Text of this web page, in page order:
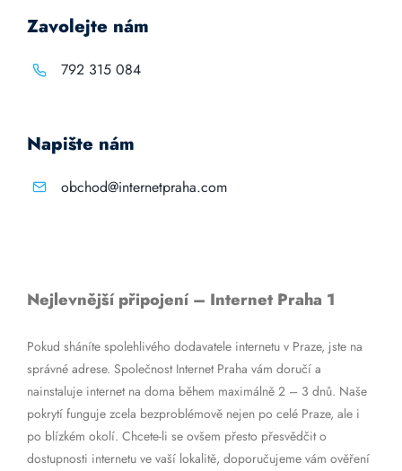
Zavolejte nám
792 315 084
Napište nám
obchod@internetpraha.com
Nejlevnější připojení – Internet Praha 1
Pokud sháníte spolehlivého dodavatele internetu v Praze, jste na
správné adrese. Společnost Internet Praha vám doručí a
nainstaluje internet na doma během maximálně 2 – 3 dnů. Naše
pokrytí funguje zcela bezproblémově nejen po celé Praze, ale i
po blízkém okolí. Chcete-li se ovšem přesto přesvědčit o
dostupnosti internetu ve vaší lokalitě, doporučujeme vám ověření